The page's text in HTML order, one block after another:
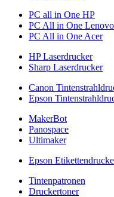
PC all in One HP
PC All in One Lenovo
PC All in One Acer
HP Laserdrucker
Sharp Laserdrucker
Canon
Epson
MakerBot
Panospace
Ultimaker
Epson
Tintenpatronen
Druckertoner